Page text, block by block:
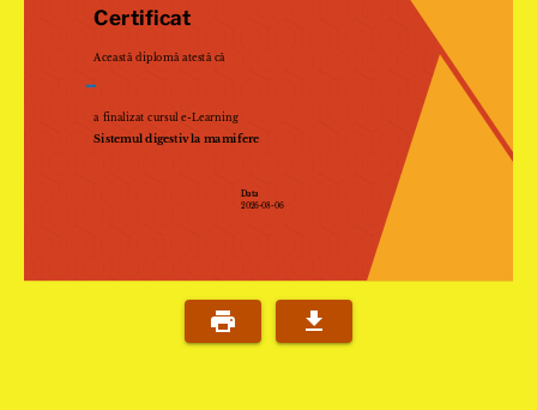
Certificat
Această diplomă atestă că
–
a finalizat cursul e-Learning
Sistemul digestiv la mamifere
Data
2026-08-06